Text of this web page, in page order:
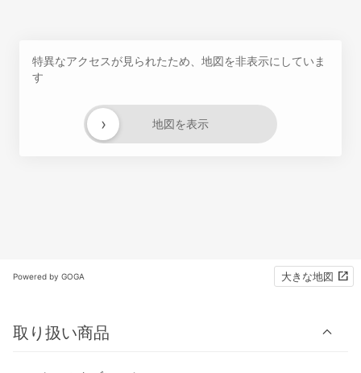
特異なアクセスが見られたため、地図を非表示にしていま
す
地図を表示
›
Powered by GOGA 大きな地図
取り扱い商品